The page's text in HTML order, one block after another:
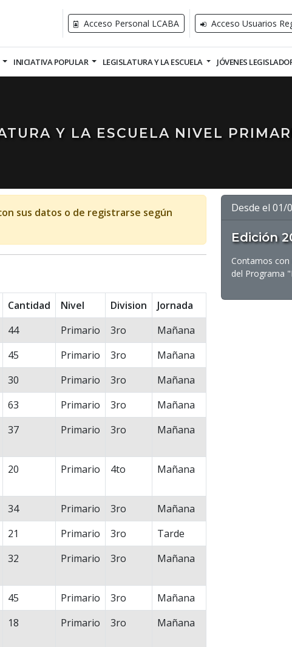
Acceso Personal LCABA Acceso Usuarios
INICIATIVA POPULAR LEGISLATURA Y LA ESCUELA JÓVENES
Y LA ESCUELA NIVEL
sus datos o de registrarse según
Cantidad Nivel Division
Jornada
44 Primario 3ro
Mañana
45 Primario 3ro
Mañana
30 Primario 3ro
Mañana
63 Primario 3ro
Mañana
37 Primario 3ro Mañana
20 Primario 4to Mañana
34 Primario 3ro
Mañana
21 Primario 3ro
Tarde
32 Primario 3ro Mañana
45 Primario 3ro
Mañana
18 Primario 3ro Mañana
Desde el 01/
Edición
Contamos
del Programa